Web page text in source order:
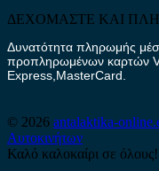
ΔΕΧΟΜΑΣΤΕ ΚΑΙ
Δυνατότητα πληρωμής
προπληρωμένων καρτών
Express,MasterCard.
© 2026 antalaktika-
Αυτοκινήτων
Καλό καλοκαίρι σε